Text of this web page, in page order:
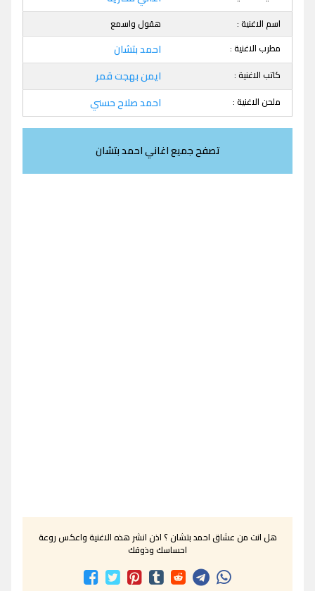
اسم الاغنية :
هقول واسمع
مطرب الاغنية :
احمد بتشان
كاتب الاغنية : ايمن بهجت قمر
ملحن الاغنية : احمد صلاح حسني
تصفح جميع اغاني احمد بتشان
هل انت من عشاق احمد بتشان ؟ اذن انشر هذه الاغنية واعكس روعة
احساسك وذوقك